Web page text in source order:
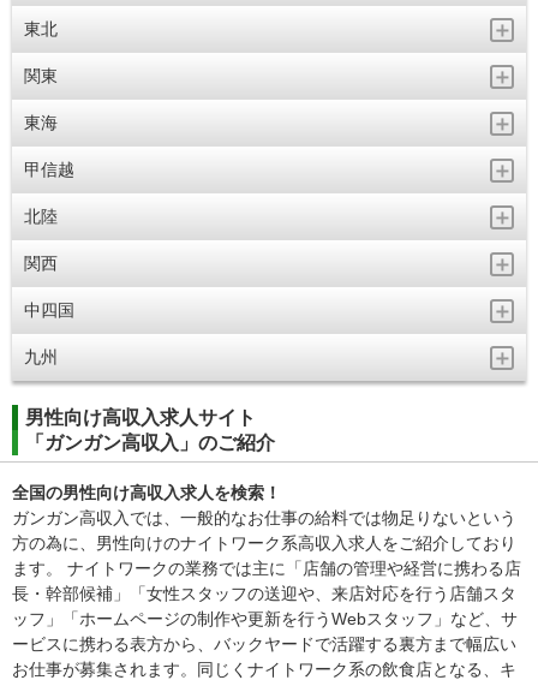
東北
関東
東海
甲信越
北陸
関西
中四国
九州
男性向け高収入求人サイト
「ガンガン高収入」のご紹介
全国の男性向け高収入求人を検索！
ガンガン高収入では、一般的なお仕事の給料では物足りないという
方の為に、男性向けのナイトワーク系高収入求人をご紹介しており
ます。 ナイトワークの業務では主に「店舗の管理や経営に携わる店
長・幹部候補」「女性スタッフの送迎や、来店対応を行う店舗スタ
ッフ」「ホームページの制作や更新を行うWebスタッフ」など、サ
ービスに携わる表方から、バックヤードで活躍する裏方まで幅広い
お仕事が募集されます。同じくナイトワーク系の飲食店となる、キ